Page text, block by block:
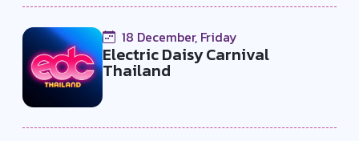
18 December, Friday
Electric Daisy Carnival
Thailand